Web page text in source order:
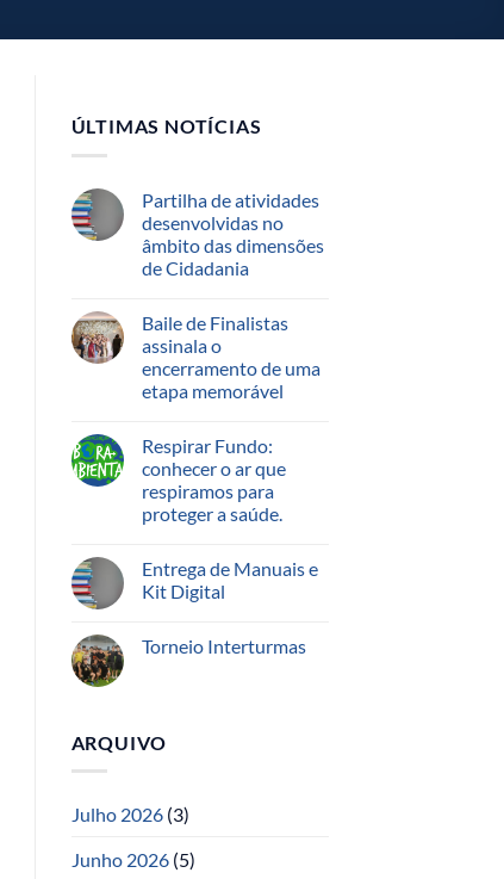
ÚLTIMAS NOTÍCIAS
Partilha de atividades
desenvolvidas no
âmbito das dimensões
de Cidadania
Baile de Finalistas
assinala o
encerramento de uma
etapa memorável
Respirar Fundo:
conhecer o ar que
respiramos para
proteger a saúde.
Entrega de Manuais e
Kit Digital
Torneio Interturmas
ARQUIVO
Julho 2026(3)
Junho 2026(5)